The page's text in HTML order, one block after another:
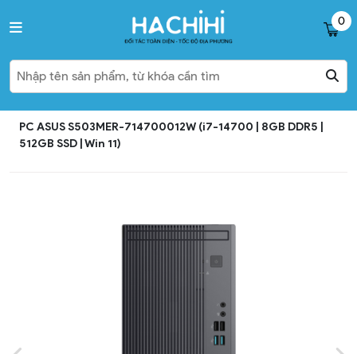
0
PC ASUS S503MER-714700012W (i7-14700 | 8GB DDR5 |
512GB SSD | Win 11)